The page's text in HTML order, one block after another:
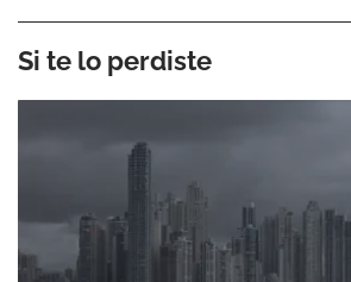
Si te lo perdiste